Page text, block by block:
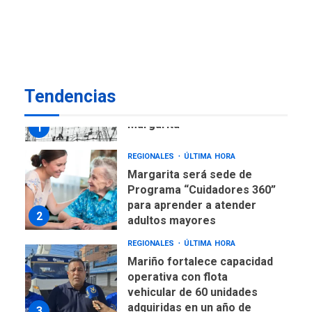
Tendencias
1
Margarita
2
REGIONALES ÚLTIMA HORA
Margarita será sede de
Programa “Cuidadores 360”
para aprender a atender
adultos mayores
REGIONALES ÚLTIMA HORA
Mariño fortalece capacidad
operativa con flota
vehicular de 60 unidades
adquiridas en un año de